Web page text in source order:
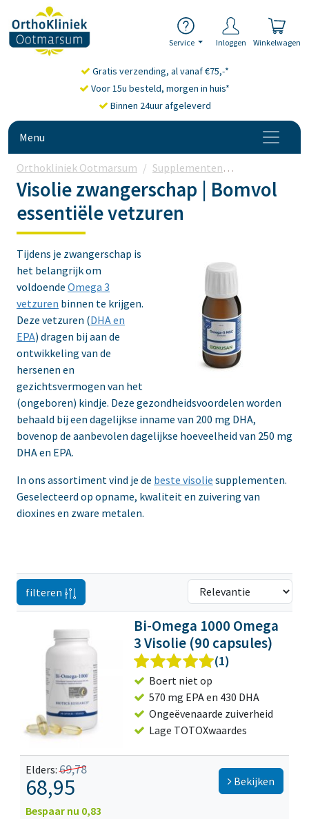
Service Inloggen Winkelwagen
Gratis verzending, al vanaf €75,-*
Voor 15u besteld, morgen in huis*
Binnen 24uur afgeleverd
Menu
Orthokliniek Ootmarsum Supplementen
Visolie zwangerschap | Bomvol
essentiële vetzuren
Tijdens je zwangerschap is
het belangrijk om
voldoende Omega 3
vetzuren binnen te krijgen.
Deze vetzuren (DHA en
EPA) dragen bij aan de
ontwikkeling van de
hersenen en
gezichtsvermogen van het
(ongeboren) kindje. Deze gezondheidsvoordelen worden
behaald bij een dagelijkse inname van 200 mg DHA,
bovenop de aanbevolen dagelijkse hoeveelheid van 250 mg
DHA en EPA.
In ons assortiment vind je de beste visolie supplementen.
Geselecteerd op opname, kwaliteit en zuivering van
dioxines en zware metalen.
filteren
Bi-Omega 1000 Omega
3 Visolie (90 capsules)
(1)
Boert niet op
570 mg EPA en 430 DHA
Ongeëvenaarde zuiverheid
Lage TOTOXwaardes
Elders:69,78
68,95
Bespaar nu 0,83
Bekijken